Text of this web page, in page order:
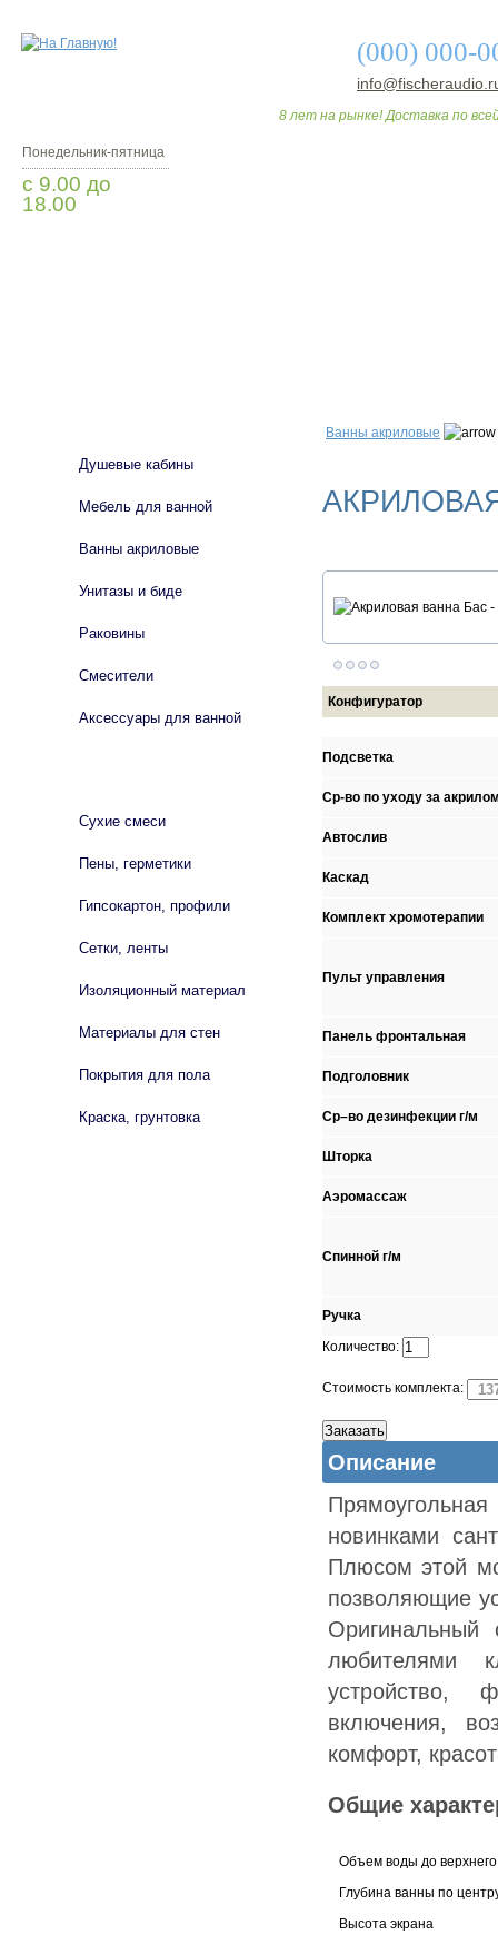
(000) 000-
8 лет на рынке! Доставка по
Понедельник-пятница
с 9.00 до
18.00
Ванны акриловые
Конфигуратор
Подсветка
Ср-во по уходу за
Автослив
Каскад
Комплект хромотерапии
Пульт управления
Панель фронтальная
Подголовник
Ср–во дезинфекции г/м
Шторка
Аэромассаж
Спинной г/м
Ручка
Количество:
Стоимость комплекта:
Описание
новинками
Плюсом этой
позволяющие
Оригинальный
любителями
устройство,
включения,
комфорт,
Общие
Объем воды до верхнего
Глубина ванны по
Высота экрана
Душевые кабины
Мебель для ванной
Ванны акриловые
Унитазы и биде
Раковины
Смесители
Аксессуары для ванной
Сухие смеси
Пены, герметики
Гипсокартон, профили
Сетки, ленты
Изоляционный материал
Материалы для стен
Покрытия для пола
Краска, грунтовка